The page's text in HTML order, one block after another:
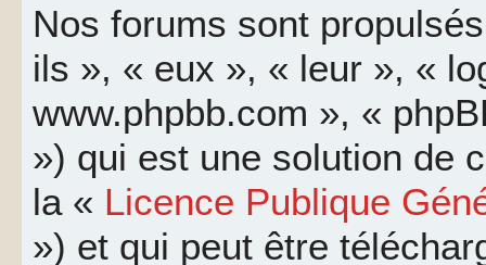
Nos forums sont
ils », « eux », « leur », «
www.phpbb.com », «
») qui est une solution de
la « Licence Publique
») et qui peut être